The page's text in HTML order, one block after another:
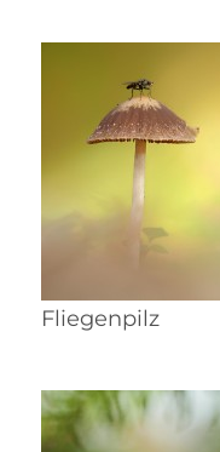
Fliegenpilz